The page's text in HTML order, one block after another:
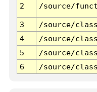
2 /source/
3 /source/
4
/source/
5
/source/
6
/source/